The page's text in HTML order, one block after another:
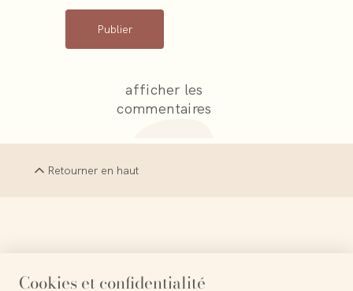
Publier
afficher les
commentaires
Retourner en haut
La simplicité est la sophistication suprême
Cookies et confidentialité